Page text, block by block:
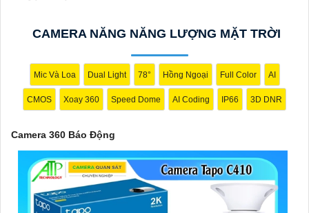
tưởng để bảo vệ và giám sát an ninh cho bạn và gia đình.
CAMERA NĂNG NĂNG LƯỢNG MẶT TRỜI
Mic Và Loa Dual Light 78° Hồng Ngoại Full Color AI
CMOS Xoay 360 Speed Dome AI Coding IP66 3D DNR
Camera 360 Báo Động